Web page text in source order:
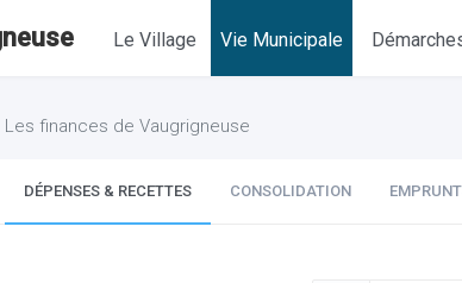
Le Village Vie Municipale
Les finances de Vaugrigneuse
DÉPENSES & RECETTES CONSOLIDATION